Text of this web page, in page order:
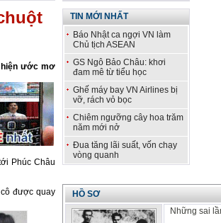
hiện ước mơ
Phúc Châu
được quay
TIN MỚI NHẤT
Báo Nhật ca ngợi VN làm
Chủ tịch ASEAN
GS Ngô Bảo Châu: khơi
đam mê từ tiểu học
Ghế máy bay VN Airlines bị
vỡ, rách vỏ bọc
Chiêm ngưỡng cây hoa trăm
năm mới nở
Đua tăng lãi suất, vốn chạy
vòng quanh
HỒ SƠ
Những sai